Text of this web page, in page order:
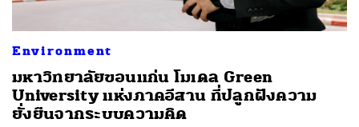
Environment
มหาวิทยาลัยขอนแก่น โมเดล Green
University แห่งภาคอีสาน ที่ปลูกฝังความ
ยั่งยืนจากระบบความคิด
SHARE